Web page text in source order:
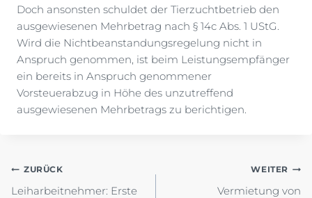
Doch ansonsten schuldet der Tierzuchtbetrieb den
ausgewiesenen Mehrbetrag nach § 14c Abs. 1 UStG.
Wird die Nichtbeanstandungsregelung nicht in
Anspruch genommen, ist beim Leistungsempfänger
ein bereits in Anspruch genommener
Vorsteuerabzug in Höhe des unzutreffend
ausgewiesenen Mehrbetrags zu berichtigen.
Beitragsnavigation
ZURÜCK
Leiharbeitnehmer: Erste
WEITER
Vermietung von